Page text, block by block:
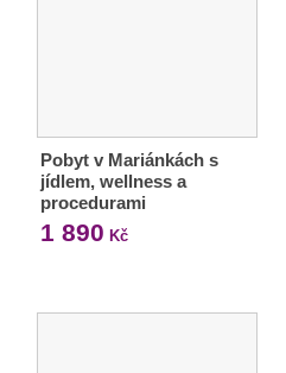
Pobyt v Mariánkách s
jídlem, wellness a
procedurami
1 890 Kč